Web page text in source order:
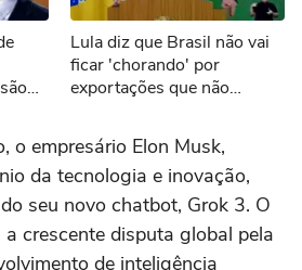
Lula diz que Brasil não vai
ficar 'chorando' por
exportações que não
EUA
o empresário Elon Musk,
da tecnologia e inovação,
seu novo chatbot, Grok 3. O
crescente disputa global pela
de inteligência